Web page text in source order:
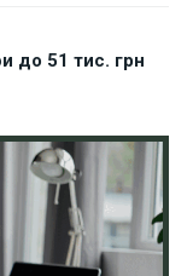
до 51 тис. грн